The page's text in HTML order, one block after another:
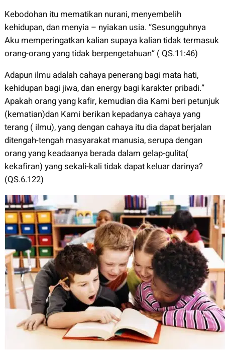
Kebodohan itu mematikan nurani, menyembelih
kehidupan, dan menyia – nyiakan usia. “Sesungguhnya
Aku memperingatkan kalian supaya kalian tidak termasuk
orang-orang yang tidak berpengetahuan” ( QS.11:46)
Adapun ilmu adalah cahaya penerang bagi mata hati,
kehidupan bagi jiwa, dan energy bagi karakter pribadi.”
Apakah orang yang kafir, kemudian dia Kami beri petunjuk
(kematian)dan Kami berikan kepadanya cahaya yang
terang ( ilmu), yang dengan cahaya itu dia dapat berjalan
ditengah-tengah masyarakat manusia, serupa dengan
orang yang keadaanya berada dalam gelap-gulita(
kekafiran) yang sekali-kali tidak dapat keluar darinya?
(QS.6.122)